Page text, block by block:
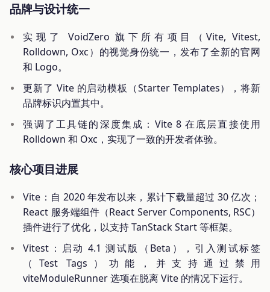
品牌与设计统一
实现了 VoidZero 旗下所有项目（Vite, Vitest,
Rolldown, Oxc）的视觉身份统一，发布了全新的官网
和 Logo。
更新了 Vite 的启动模板（Starter Templates），将新
品牌标识内置其中。
强调了工具链的深度集成：Vite 8 在底层直接使用
Rolldown 和 Oxc，实现了一致的开发者体验。
核心项目进展
Vite：自 2020 年发布以来，累计下载量超过 30 亿次；
React 服务端组件（React Server Components, RSC）
插件进行了优化，以支持 TanStack Start 等框架。
Vitest：启动 4.1 测试版（Beta），引入测试标签
（Test Tags）功能，并支持通过禁用
viteModuleRunner 选项在脱离 Vite 的情况下运行。